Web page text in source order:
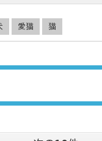
愛猫 猫